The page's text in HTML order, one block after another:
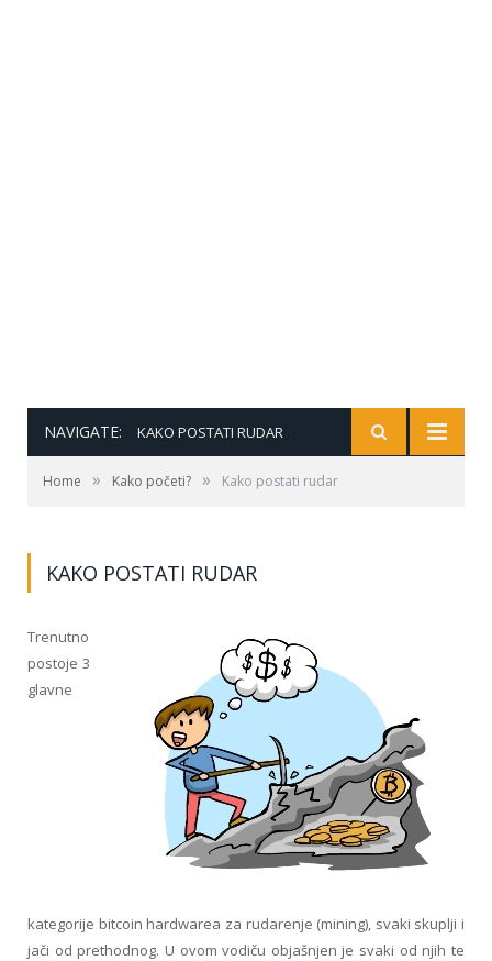
NAVIGATE: KAKO POSTATI RUDAR
Home » Kako početi? » Kako postati rudar
KAKO POSTATI RUDAR
Trenutno
postoje 3
glavne
kategorije bitcoin hardwarea za rudarenje (mining), svaki skuplji i
jači od prethodnog. U ovom vodiču objašnjen je svaki od njih te